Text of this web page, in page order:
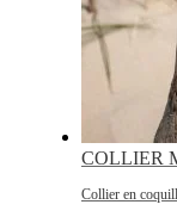
COLLIER
Collier en